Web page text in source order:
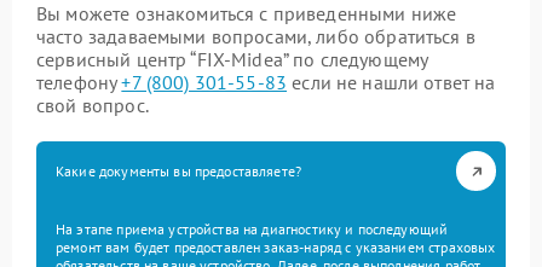
Вы можете ознакомиться с приведенными ниже
часто задаваемыми вопросами, либо обратиться в
сервисный центр “FIX-Midea” по следующему
телефону+7 (800) 301-55-83 если не нашли ответ на
свой вопрос.
Какие документы вы предоставляете?
На этапе приема устройства на диагностику и последующий
ремонт вам будет предоставлен заказ-наряд с указанием страховых